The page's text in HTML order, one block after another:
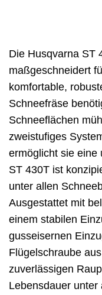
Die Husqvarna ST
maßgeschneidert
komfortable,
Schneefräse
Schneeflächen
zweistufiges
ermöglicht sie eine
ST 430T ist
unter allen
Ausgestattet mit
einem stabilen
gusseisernen
Flügelschraube
zuverlässigen
Lebensdauer